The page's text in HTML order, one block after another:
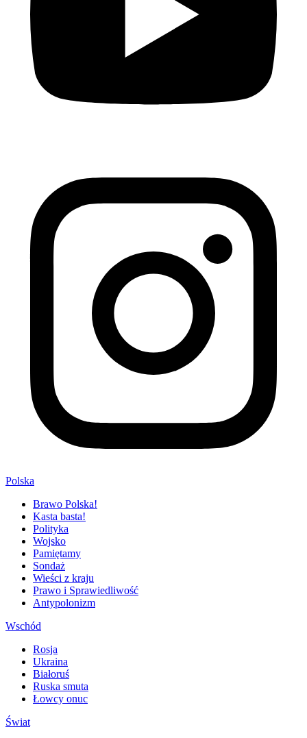
Polska
Brawo Polska!
Kasta basta!
Polityka
Wojsko
Pamiętamy
Sondaż
Wieści z kraju
Prawo i Sprawiedliwość
Antypolonizm
Wschód
Rosja
Ukraina
Białoruś
Ruska smuta
Łowcy onuc
Świat